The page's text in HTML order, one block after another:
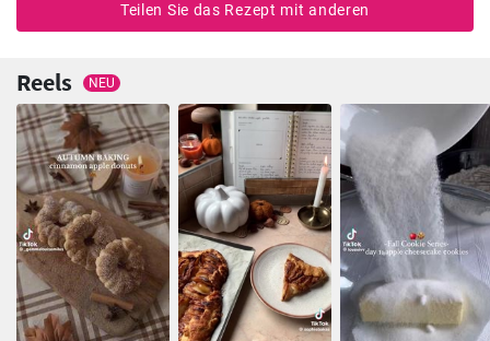
Teilen Sie das Rezept mit anderen
Reels NEU